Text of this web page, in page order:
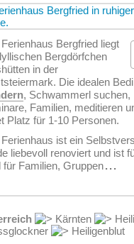
Bergfried liegt
Bergdörfchen
in der
Die idealen
, Schwammerl
Familien, meditieren
Platz für 1-10 Personen.
ist ein
liebevoll renoviert und ist
für Familien, Gruppen...
Kärnten
Heiligenblut